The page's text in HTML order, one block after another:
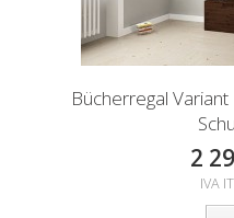
Bücherregal
2
IVA